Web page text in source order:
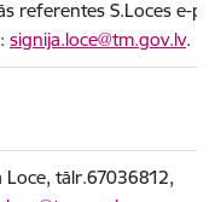
referentes S.Loces e-
signija.loce@tm.gov.lv.
Loce, tālr.67036812,